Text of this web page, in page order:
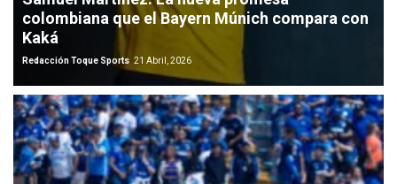
colombiana que el Bayern Múnich compara con
Kaká
Redacción Toque Sports 21 Abril, 2026